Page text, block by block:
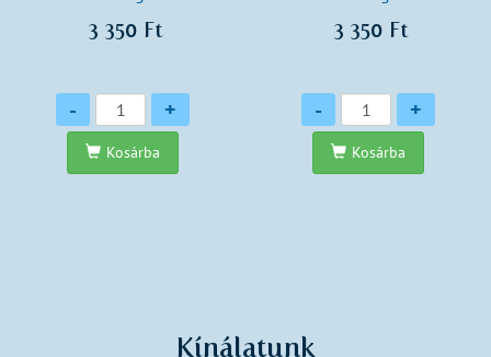
3 350 Ft
Mennyiség
- +
Kosárba
3 350 Ft
Mennyiség
- +
Kosárba
Kínálatunk